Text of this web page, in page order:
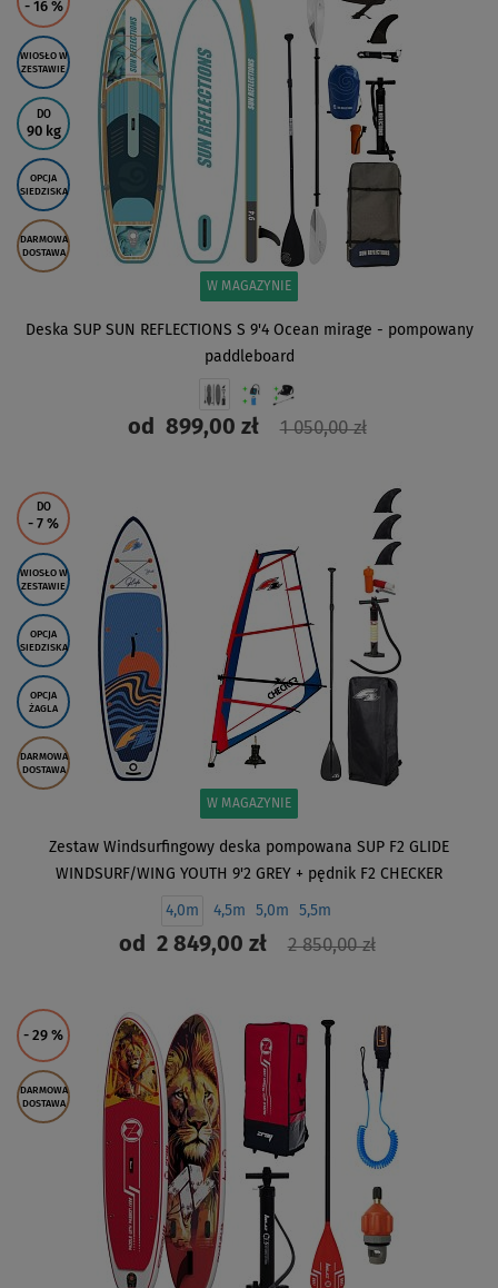
- 16 %
WIOSŁO W
ZESTAWIE
DO
90 kg
OPCJA
SIEDZISKA
DARMOWA
DOSTAWA
W MAGAZYNIE
Deska SUP SUN REFLECTIONS S 9'4 Ocean mirage - pompowany
paddleboard
od899,00 zł 1 050,00 zł
DO
- 7 %
WIOSŁO W
ZESTAWIE
OPCJA
SIEDZISKA
OPCJA
ŻAGLA
DARMOWA
DOSTAWA
W MAGAZYNIE
Zestaw Windsurfingowy deska pompowana SUP F2 GLIDE
WINDSURF/WING YOUTH 9'2 GREY + pędnik F2 CHECKER
4,0m 4,5m 5,0m 5,5m
od2 849,00 zł 2 850,00 zł
- 29 %
DARMOWA
DOSTAWA